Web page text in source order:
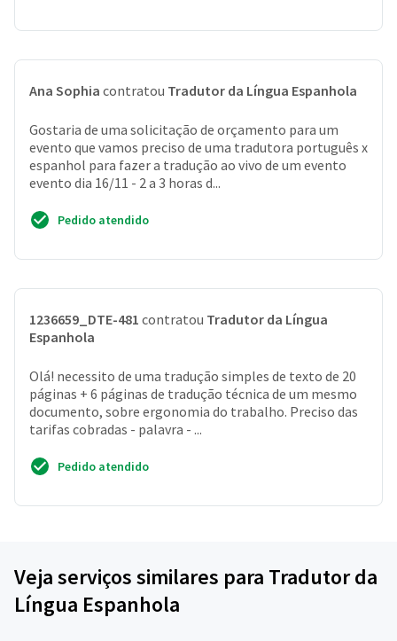
Ana Sophia contratou Tradutor da Língua Espanhola
Gostaria de uma solicitação de orçamento para um
evento que vamos preciso de uma tradutora português x
espanhol para fazer a tradução ao vivo de um evento
evento dia 16/11 - 2 a 3 horas d...
Pedido atendido
1236659_DTE-481 contratou Tradutor da Língua
Espanhola
Olá! necessito de uma tradução simples de texto de 20
páginas + 6 páginas de tradução técnica de um mesmo
documento, sobre ergonomia do trabalho. Preciso das
tarifas cobradas - palavra - ...
Pedido atendido
Veja serviços similares para Tradutor da
Língua Espanhola